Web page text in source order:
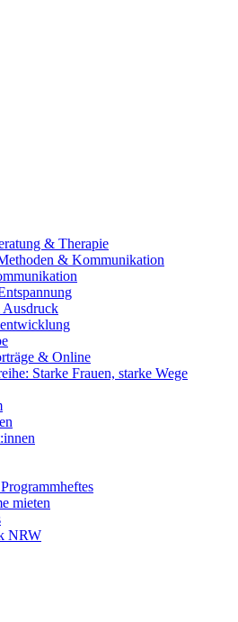
& Therapie
& Kommunikation
& Online
Starke Frauen, starke Wege
mieten
NRW